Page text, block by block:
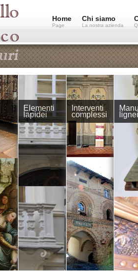
Home
Page
Chi siamo
La nostra azienda
Elementi
lapidei
Interventi
complessi lignei